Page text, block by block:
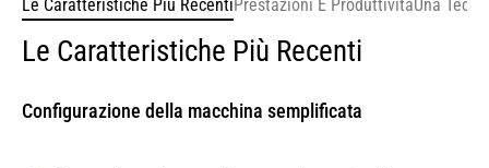
Distanza del contrappeso da terra
Altezza massima di carico 6610 mm
predefinito inferiore.
(DIN)
motore
Nota
2,95 m (9'8"), benna per impieghi gravosi (HD)
da 1,54 m³ (2,01 yd³), pattini a tripla costola
da 600 mm (24") e contrappeso di 4.600 kg
Le Caratteristiche Più RecentiPrestazioni E ProduttivitàUna
Le Caratteristiche Più Recenti
Configurazione della macchina semplificata